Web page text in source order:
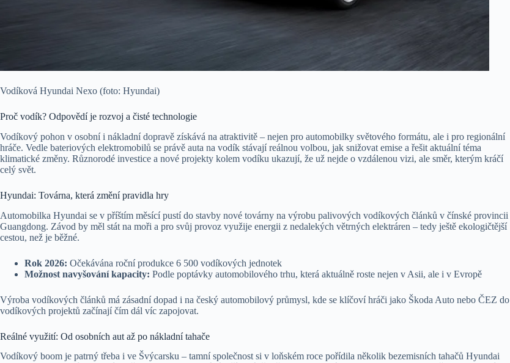
Vodíková Hyundai Nexo (foto: Hyundai)
Proč vodík? Odpovědí je rozvoj a čisté technologie
Vodíkový pohon v osobní i nákladní dopravě získává na atraktivitě – nejen pro automobilky světového formátu, ale i pro regionální
hráče. Vedle bateriových elektromobilů se právě auta na vodík stávají reálnou volbou, jak snižovat emise a řešit aktuální téma
klimatické změny. Různorodé investice a nové projekty kolem vodíku ukazují, že už nejde o vzdálenou vizi, ale směr, kterým kráčí
celý svět.
Hyundai: Továrna, která změní pravidla hry
Automobilka Hyundai se v příštím měsící pustí do stavby nové továrny na výrobu palivových vodíkových článků v čínské provincii
Guangdong. Závod by měl stát na moři a pro svůj provoz využije energii z nedalekých větrných elektráren – tedy ještě ekologičtější
cestou, než je běžné.
Rok 2026: Očekávána roční produkce 6 500 vodíkových jednotek
Možnost navyšování kapacity: Podle poptávky automobilového trhu, která aktuálně roste nejen v Asii, ale i v Evropě
Výroba vodíkových článků má zásadní dopad i na český automobilový průmysl, kde se klíčoví hráči jako Škoda Auto nebo ČEZ do
vodíkových projektů začínají čím dál víc zapojovat.
Reálné využití: Od osobních aut až po nákladní tahače
Vodíkový boom je patrný třeba i ve Švýcarsku – tamní společnost si v loňském roce pořídila několik bezemisních tahačů Hyundai